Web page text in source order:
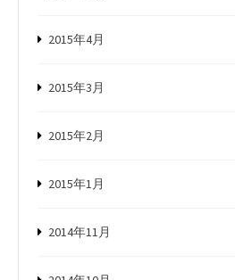
2015年4月
2015年3月
2015年2月
2015年1月
2014年11月